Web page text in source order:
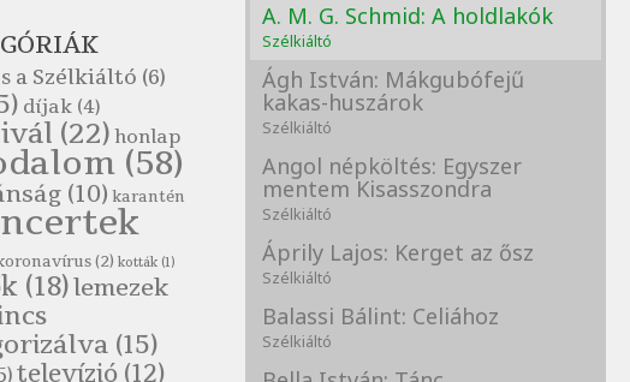
A. M. G. Schmid: A holdlakók
Szélkiáltó
Ágh István: Mákgubófejű
kakas-huszárok
Szélkiáltó
Angol népköltés: Egyszer
mentem Kisasszondra
Szélkiáltó
Áprily Lajos: Kerget az ősz
Szélkiáltó
Balassi Bálint: Celiához
Szélkiáltó
a Szélkiáltó (6)
díjak (4)
(22) honlap
(58)
(10) karantén
(2) kották (1)
(18)lemezek
(15)
televízió (12)